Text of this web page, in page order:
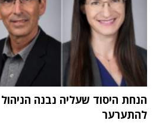
הנחת היסוד שעליה נבנה
להתערער